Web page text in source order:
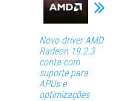
Novo driver AMD
Radeon 19.2.3
conta com
suporte para
APUs e
optimizações